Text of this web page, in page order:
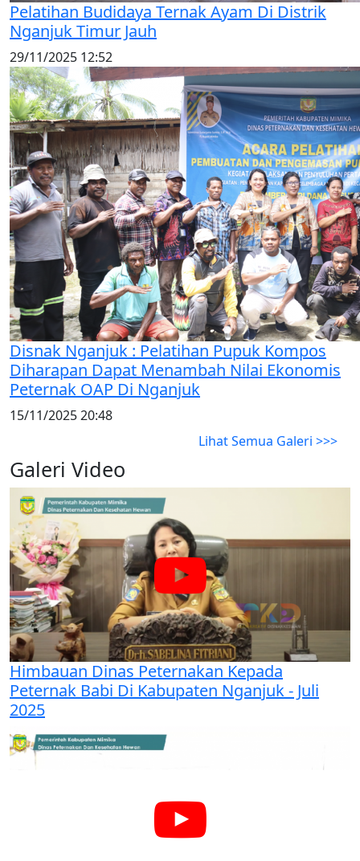
Pelatihan Budidaya Ternak Ayam Di Distrik
Nganjuk Timur Jauh
29/11/2025 12:52
Disnak Nganjuk : Pelatihan Pupuk Kompos
Diharapan Dapat Menambah Nilai Ekonomis
Peternak OAP Di Nganjuk
15/11/2025 20:48
Lihat Semua Galeri >>>
Galeri Video
Himbauan Dinas Peternakan Kepada
Peternak Babi Di Kabupaten Nganjuk - Juli
2025